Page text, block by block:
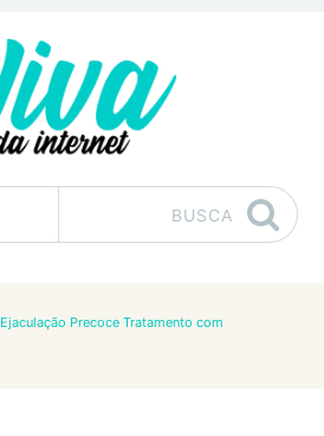
BUSCA
Ejaculação Precoce Tratamento com